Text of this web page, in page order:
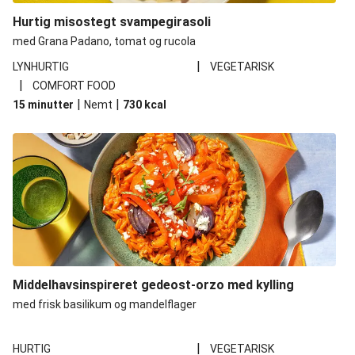
Hurtig misostegt svampegirasoli
med Grana Padano, tomat og rucola
LYNHURTIG
| VEGETARISK
|
COMFORT FOOD
15 minutter | Nemt | 730 kcal
Middelhavsinspireret gedeost-orzo med kylling
med frisk basilikum og mandelflager
HURTIG | VEGETARISK